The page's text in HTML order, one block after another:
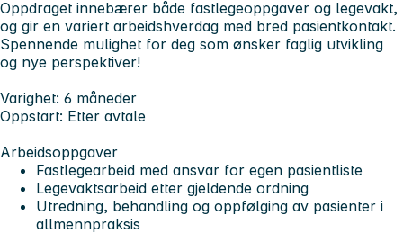
Oppdraget innebærer både fastlegeoppgaver og legevakt,
og gir en variert arbeidshverdag med bred pasientkontakt.
Spennende mulighet for deg som ønsker faglig utvikling
og nye perspektiver!
Varighet: 6 måneder
Oppstart: Etter avtale
Arbeidsoppgaver
Fastlegearbeid med ansvar for egen pasientliste
Legevaktsarbeid etter gjeldende ordning
Utredning, behandling og oppfølging av pasienter i
allmennpraksis